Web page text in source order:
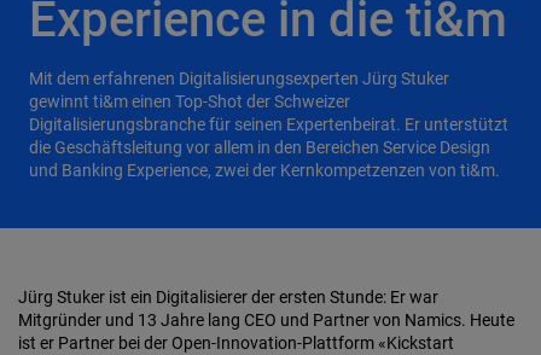
Experience in die ti&m
Mit dem erfahrenen Digitalisierungsexperten Jürg Stuker
gewinnt ti&m einen Top-Shot der Schweizer
Digitalisierungsbranche für seinen Expertenbeirat. Er unterstützt
die Geschäftsleitung vor allem in den Bereichen Service Design
und Banking Experience, zwei der Kernkompetzenzen von ti&m.
Jürg Stuker ist ein Digitalisierer der ersten Stunde: Er war
Mitgründer und 13 Jahre lang CEO und Partner von Namics. Heute
ist er Partner bei der Open-Innovation-Plattform «Kickstart